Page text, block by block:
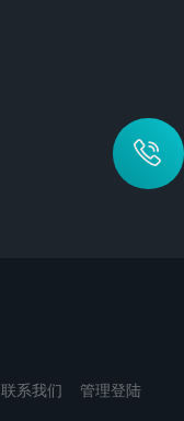
联系我们 管理登陆